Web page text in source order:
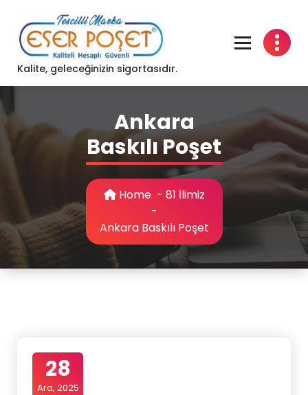
content
Kalite, geleceğinizin sigortasıdır.
Ankara
Baskılı Poşet
Home- 81 İlimiz
-
Ankara Baskılı Poşet
28
Ara, 2025